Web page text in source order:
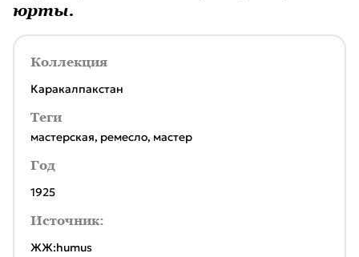
юрты.
Коллекция
Каракалпакстан
Теги
мастерская, ремесло, мастер
Год
1925
Источник:
ЖЖ:humus